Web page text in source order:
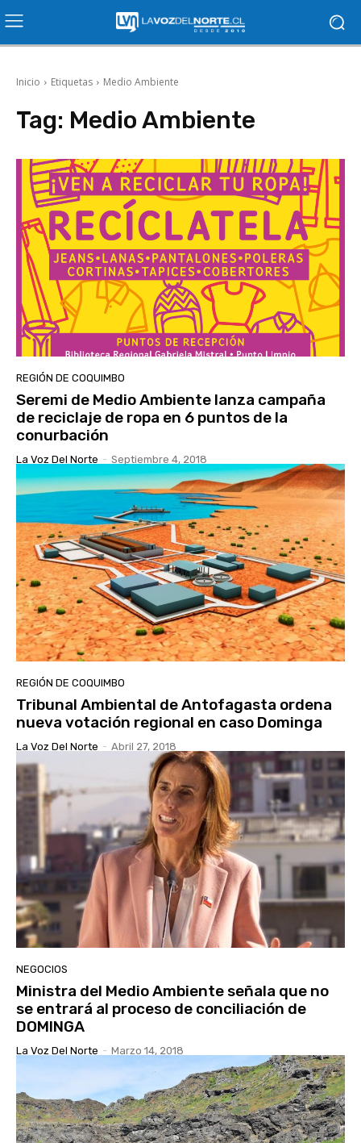
Inicio Etiquetas Medio Ambiente
Tag: Medio Ambiente
REGIÓN DE COQUIMBO
Seremi de Medio Ambiente lanza campaña
de reciclaje de ropa en 6 puntos de la
conurbación
La Voz Del Norte - Septiembre 4, 2018
REGIÓN DE COQUIMBO
Tribunal Ambiental de Antofagasta ordena
nueva votación regional en caso Dominga
La Voz Del Norte - Abril 27, 2018
NEGOCIOS
Ministra del Medio Ambiente señala que no
se entrará al proceso de conciliación de
DOMINGA
La Voz Del Norte - Marzo 14, 2018